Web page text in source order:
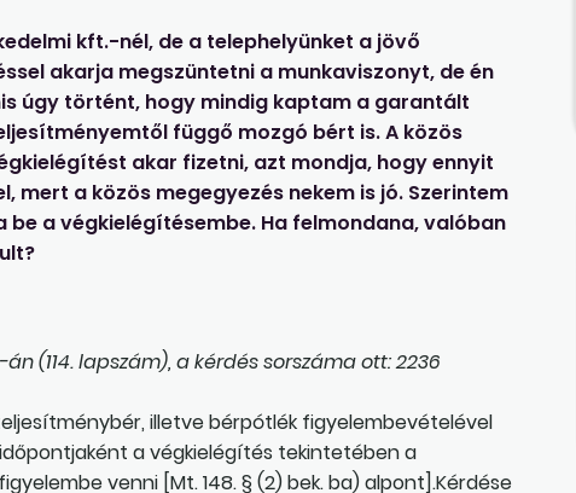
kft.-nél, de a telephelyünket a jövő
akarja megszüntetni a munkaviszonyt, de én
úgy történt, hogy mindig kaptam a garantált
függő mozgó bért is. A közös
akar fizetni, azt mondja, hogy ennyit
mert a közös megegyezés nekem is jó. Szerintem
a végkielégítésembe. Ha felmondana, valóban
(114. lapszám), a kérdés sorszáma ott: 2236
illetve bérpótlék figyelembevételével
időpontjaként a végkielégítés tekintetében a
venni [Mt. 148. § (2) bek. ba) alpont].Kérdése